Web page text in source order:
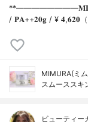
/ 𝐏𝐀++⁡𝟐𝟎𝐠 / ¥
MIMURA(ミ
スムーススキ
ビューティ